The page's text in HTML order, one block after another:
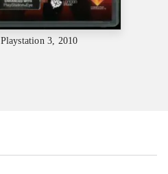
Playstation 3, 2010